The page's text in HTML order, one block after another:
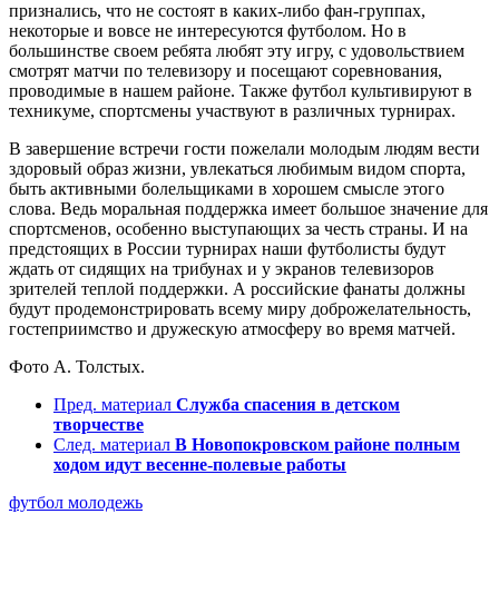
признались, что не состоят в каких-либо фан-группах,
некоторые и вовсе не интересуются футболом. Но в
большинстве своем ребята любят эту игру, с удовольствием
смотрят матчи по телевизору и посещают соревнования,
проводимые в нашем районе. Также футбол культивируют в
техникуме, спортсмены участвуют в различных турнирах.
В завершение встречи гости пожелали молодым людям вести
здоровый образ жизни, увлекаться любимым видом спорта,
быть активными болельщиками в хорошем смысле этого
слова. Ведь моральная поддержка имеет большое значение для
спортсменов, особенно выступающих за честь страны. И на
предстоящих в России турнирах наши футболисты будут
ждать от сидящих на трибунах и у экранов телевизоров
зрителей теплой поддержки. А российские фанаты должны
будут продемонстрировать всему миру доброжелательность,
гостеприимство и дружескую атмосферу во время матчей.
Фото А. Толстых.
Пред. материал Служба спасения в детском
творчестве
След. материал В Новопокровском районе полным
ходом идут весенне-полевые работы
футбол молодежь